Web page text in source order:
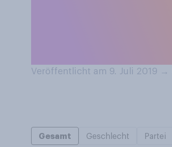
Veröffentlicht am 9. Juli 2019 →
Gesamt Geschlecht Partei